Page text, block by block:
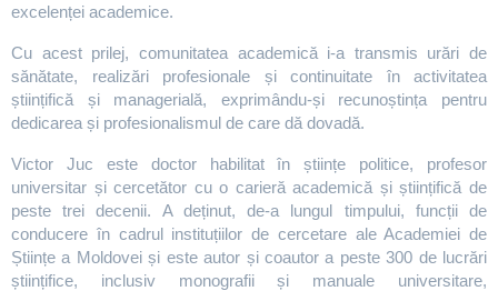
excelenței academice.
Cu acest prilej, comunitatea academică i-a transmis urări de
sănătate, realizări profesionale și continuitate în activitatea
științifică și managerială, exprimându-și recunoștința pentru
dedicarea și profesionalismul de care dă dovadă.
Victor Juc este doctor habilitat în științe politice, profesor
universitar și cercetător cu o carieră academică și științifică de
peste trei decenii. A deținut, de-a lungul timpului, funcții de
conducere în cadrul instituțiilor de cercetare ale Academiei de
Științe a Moldovei și este autor și coautor a peste 300 de lucrări
științifice, inclusiv monografii și manuale universitare,